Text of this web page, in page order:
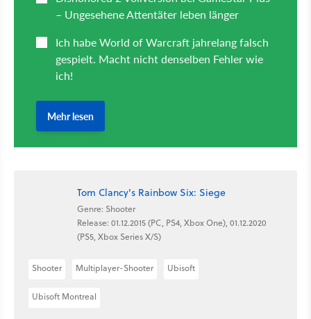
Tom Clancy's Rainbow Six: Siege
Genre: Shooter
Release: 01.12.2015 (PC, PS4, Xbox One), 01.12.2020
(PS5, Xbox Series X/S)
Shooter Multiplayer-Shooter Ubisoft
Ubisoft Montreal